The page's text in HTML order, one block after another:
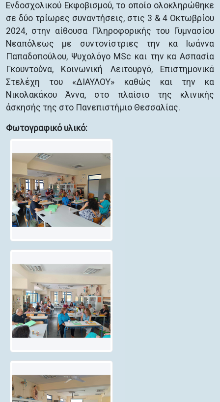
Ενδοσχολικού Εκφοβισμού, το οποίο ολοκληρώθηκε
σε δύο τρίωρες συναντήσεις, στις 3 & 4 Οκτωβρίου
2024, στην αίθουσα Πληροφορικής του Γυμνασίου
Νεαπόλεως με συντονίστριες την κα Ιωάννα
Παπαδοπούλου, Ψυχολόγο MSc και την κα Ασπασία
Γκουντούνα, Κοινωνική Λειτουργό, Επιστημονικά
Στελέχη του «ΔΙΑΥΛΟΥ» καθώς και την κα
Νικολακάκου Άννα, στο πλαίσιο της κλινικής
άσκησής της στο Πανεπιστήμιο Θεσσαλίας.
Φωτογραφικό υλικό: